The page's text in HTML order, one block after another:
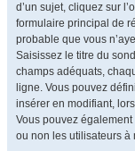
d’un sujet, cliquez sur
formulaire principal de
probable que vous
Saisissez le titre du
champs adéquats,
ligne. Vous pouvez
insérer en modifiant,
Vous pouvez
ou non les utilisateurs à